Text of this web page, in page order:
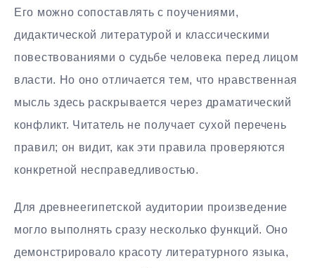
Его можно сопоставлять с поучениями,
дидактической литературой и классическими
повествованиями о судьбе человека перед лицом
власти. Но оно отличается тем, что нравственная
мысль здесь раскрывается через драматический
конфликт. Читатель не получает сухой перечень
правил; он видит, как эти правила проверяются
конкретной несправедливостью.
Для древнеегипетской аудитории произведение
могло выполнять сразу несколько функций. Оно
демонстрировало красоту литературного языка,